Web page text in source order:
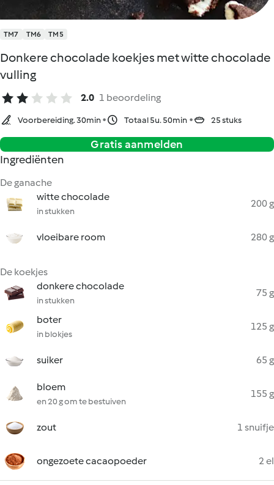
TM7 TM6 TM5
Donkere chocolade koekjes met witte chocolade
vulling
2.0 1 beoordeling
Voorbereiding. 30min Totaal 5u. 50min 25 stuks
Gratis aanmelden
Ingrediënten
De ganache
witte chocolade
in stukken
200 g
vloeibare room 280 g
De koekjes
donkere chocolade
in stukken
75 g
boter
in blokjes
125 g
suiker 65 g
bloem
en 20 g om te bestuiven
155 g
zout 1 snuifje
ongezoete cacaopoeder 2 el